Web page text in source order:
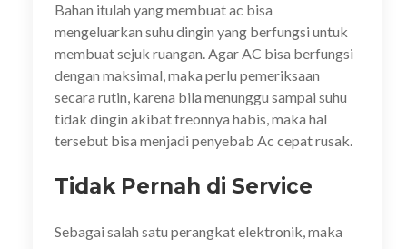
Bahan itulah yang membuat ac bisa
mengeluarkan suhu dingin yang berfungsi untuk
membuat sejuk ruangan. Agar AC bisa berfungsi
dengan maksimal, maka perlu pemeriksaan
secara rutin, karena bila menunggu sampai suhu
tidak dingin akibat freonnya habis, maka hal
tersebut bisa menjadi penyebab Ac cepat rusak.
Tidak Pernah di Service
Sebagai salah satu perangkat elektronik, maka